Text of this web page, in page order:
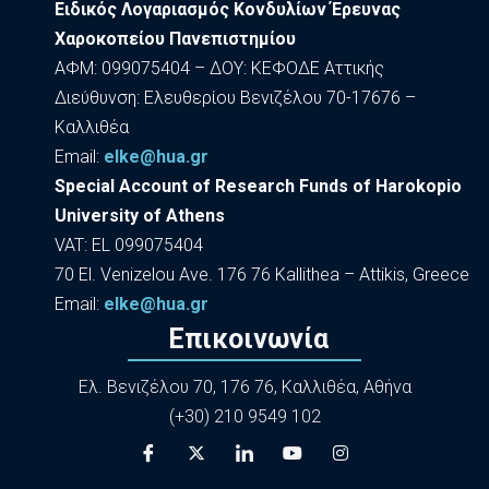
Ειδικός Λογαριασμός Κονδυλίων Έρευνας
Χαροκοπείου Πανεπιστημίου
ΑΦΜ: 099075404 – ΔΟΥ: ΚΕΦΟΔΕ Αττικής
Διεύθυνση: Ελευθερίου Βενιζέλου 70-17676 –
Καλλιθέα
Εmail: elke@hua.gr
Special Account of Research Funds of Harokopio
University of Athens
VAT: EL 099075404
70 El. Venizelou Ave. 176 76 Kallithea – Attikis, Greece
Εmail: elke@hua.gr
Επικοινωνία
Ελ. Βενιζέλου 70, 176 76, Καλλιθέα, Αθήνα
(+30) 210 9549 102